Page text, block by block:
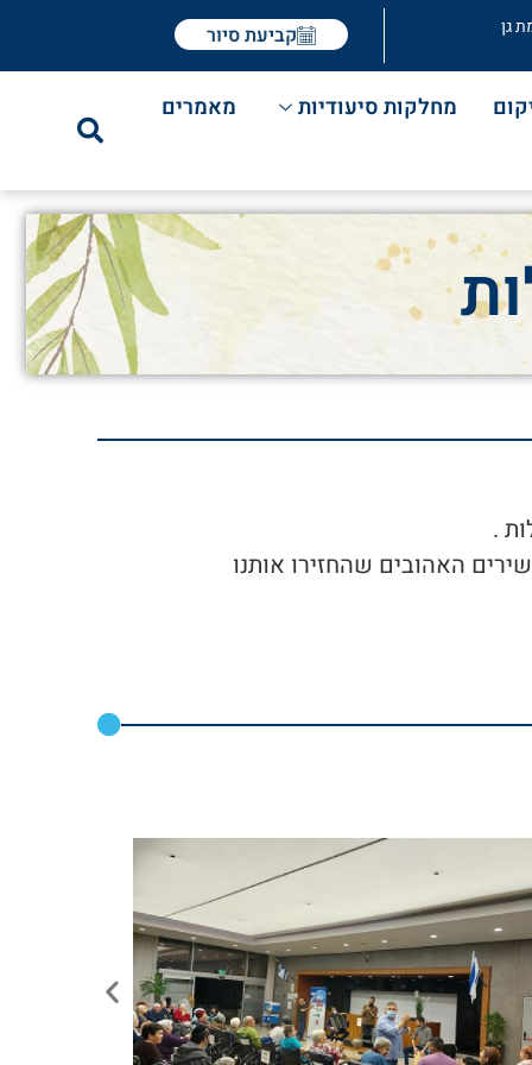
גן קביעת סיור
מחלקות סיעודיות מאמרים
.
האהובים שהחזירו אותנו